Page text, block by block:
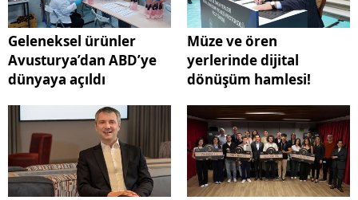
Geleneksel ürünler
Avusturya’dan ABD’ye
dünyaya açıldı
Müze ve ören
yerlerinde dijital
dönüşüm hamlesi!